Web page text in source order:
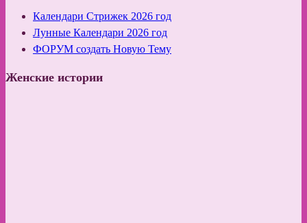
Календари Стрижек 2026 год
Лунные Календари 2026 год
ФОРУМ создать Новую Тему
Женские истории